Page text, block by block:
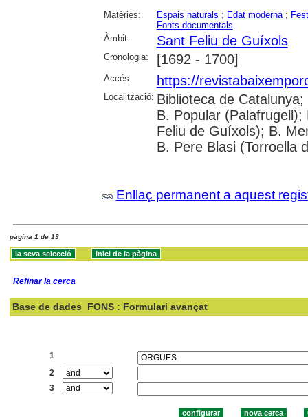
Matèries: Espais naturals ; Edat moderna;
Fonts documentals
Àmbit:
Sant Feliu de Guíxols
Cronologia: [1692 - 1700]
Accés: https://
Localització: Biblioteca de
B. Popular
Feliu de Guíxols); B.
B. Pere Blasi (Torroella
Enllaç permanent a aquest
pàgina 1 de 13
Refinar la cerca
Base de dades FONS : Formulari avançat
1
2
3